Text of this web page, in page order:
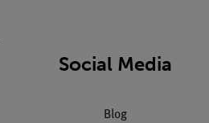
Social Media
Blog